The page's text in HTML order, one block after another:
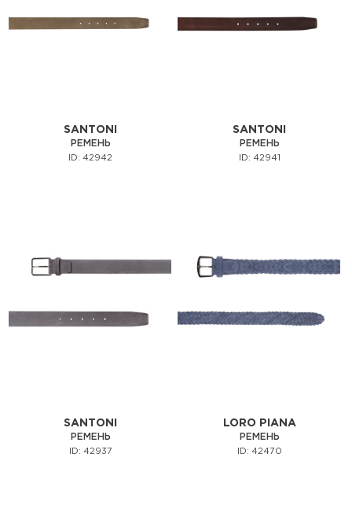
SANTONI
РЕМЕНЬ
ID: 42942
SANTONI
РЕМЕНЬ
ID: 42941
SANTONI
РЕМЕНЬ
ID: 42937
LORO PIANA
РЕМЕНЬ
ID: 42470